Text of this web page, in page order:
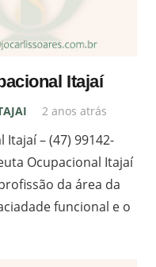
Itajaí
2 anos atrás
– (47) 99142-
Ocupacional Itajaí
da área da
funcional e o